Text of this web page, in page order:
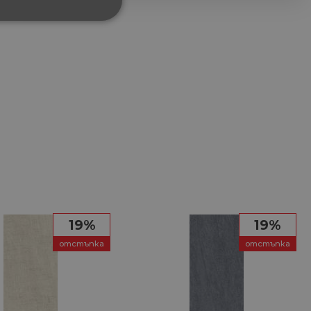
19%
отстъпка
19%
отстъпка
хората и ботовете.
отчети за
на потребителя